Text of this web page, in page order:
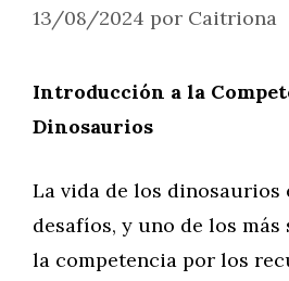
13/08/2024 por Caitriona
Introducción a la
Dinosaurios
La vida de los dinosaurios
desafíos, y uno de los
la competencia por los